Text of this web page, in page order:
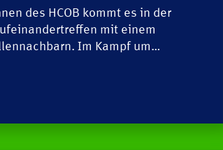
des HCOB kommt es in der
mit einem
Im Kampf um…